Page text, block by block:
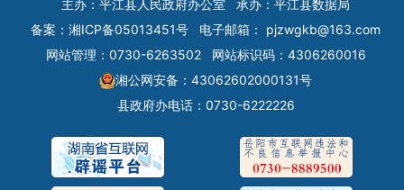
主办：平江县人民政府办公室
承办：平江县数据局
备案： 湘ICP备05013451号 电子邮箱： pjzwgkb@163.com
网站管理：0730-6263502
网站标识码：4306260016
湘公网安备：43062602000131号
县政府办电话：0730-6222226